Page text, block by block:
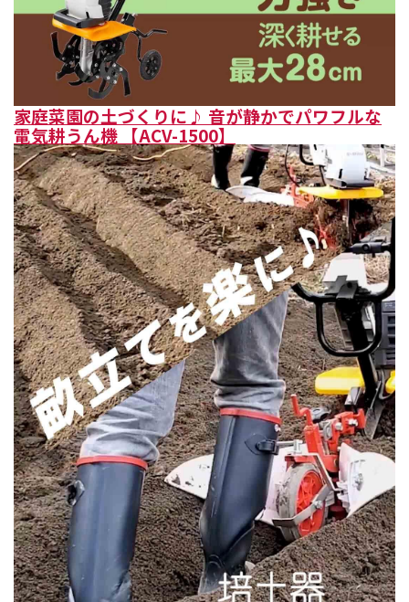
家庭菜園の土づくりに♪ 音が静かでパワフルな
電気耕うん機 【ACV-1500】